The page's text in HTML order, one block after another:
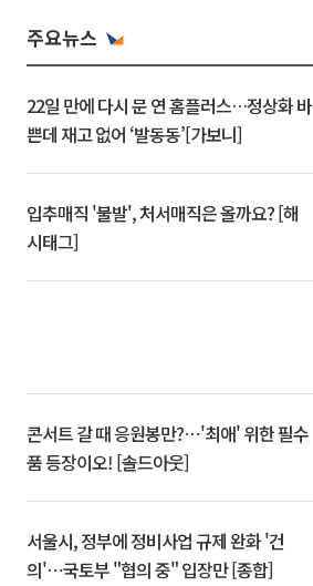
주요뉴스
22일 만에 다시 문 연 홈플러스…정상화 바
쁜데 재고 없어 ‘발동동’[가보니]
입추매직 '불발', 처서매직은 올까요? [해
시태그]
콘서트 갈 때 응원봉만?⋯'최애' 위한 필수
품 등장이오! [솔드아웃]
서울시, 정부에 정비사업 규제 완화 '건
의'⋯국토부 "협의 중" 입장만 [종합]